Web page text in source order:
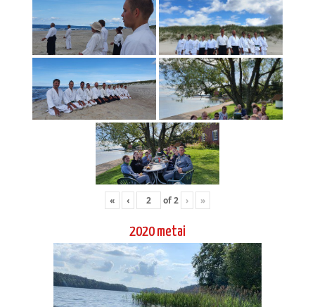
« ‹ of2 › »
2020 metai